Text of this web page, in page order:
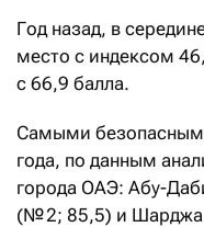
Год назад, в
место с индексом
с 66,9 балла.
Самыми
года, по данным
города ОАЭ: Абу-
(№ 2; 85,5) и Шарджа